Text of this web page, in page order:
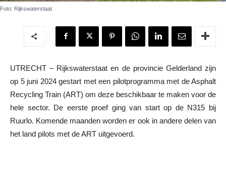
Foto: Rijkswaterstaat
UTRECHT – Rijkswaterstaat en de provincie Gelderland zijn
op 5 juni 2024 gestart met een pilotprogramma met de Asphalt
Recycling Train (ART) om deze beschikbaar te maken voor de
hele sector. De eerste proef ging van start op de N315 bij
Ruurlo. Komende maanden worden er ook in andere delen van
het land pilots met de ART uitgevoerd.